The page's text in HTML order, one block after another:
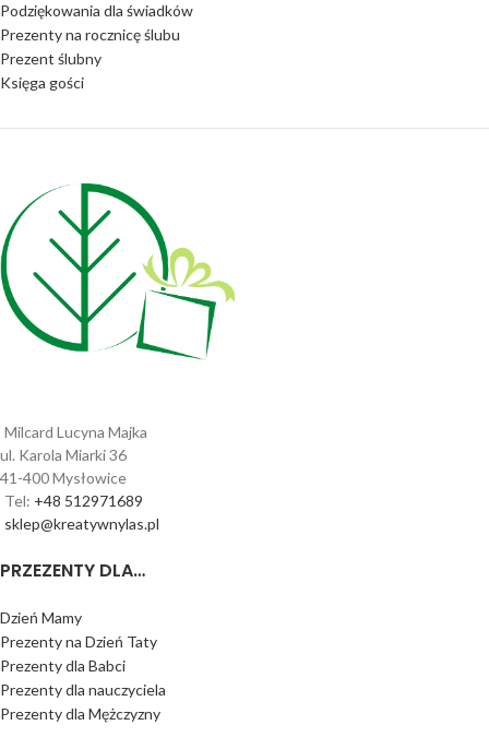
Podziękowania dla świadków
Prezenty na rocznicę ślubu
Prezent ślubny
Księga gości
Milcard Lucyna Majka
ul. Karola Miarki 36
41-400 Mysłowice
Tel: +48 512971689
sklep@kreatywnylas.pl
PRZEZENTY DLA…
Dzień Mamy
Prezenty na Dzień Taty
Prezenty dla Babci
Prezenty dla nauczyciela
Prezenty dla Mężczyzny